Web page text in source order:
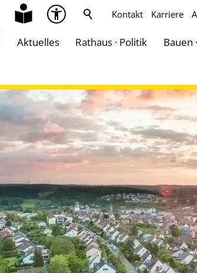
Kontakt Karriere
Aktuelles Rathaus · Politik Bauen